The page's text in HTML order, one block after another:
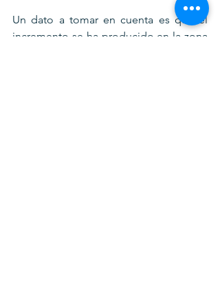
Un dato a tomar en cuenta es que el
incremento se ha producido en la zona